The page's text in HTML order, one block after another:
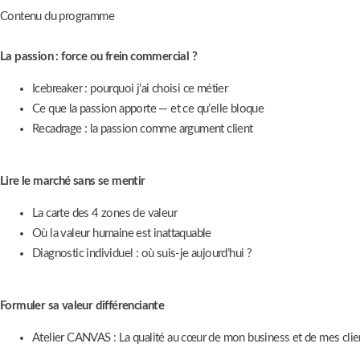
Contenu du programme
La passion : force ou frein commercial ?
Icebreaker : pourquoi j’ai choisi ce métier
Ce que la passion apporte — et ce qu’elle bloque
Recadrage : la passion comme argument client
Lire le marché sans se mentir
La carte des 4 zones de valeur
Où la valeur humaine est inattaquable
Diagnostic individuel : où suis-je aujourd’hui ?
Formuler sa valeur différenciante
Atelier CANVAS : La qualité au cœur de mon business et de mes